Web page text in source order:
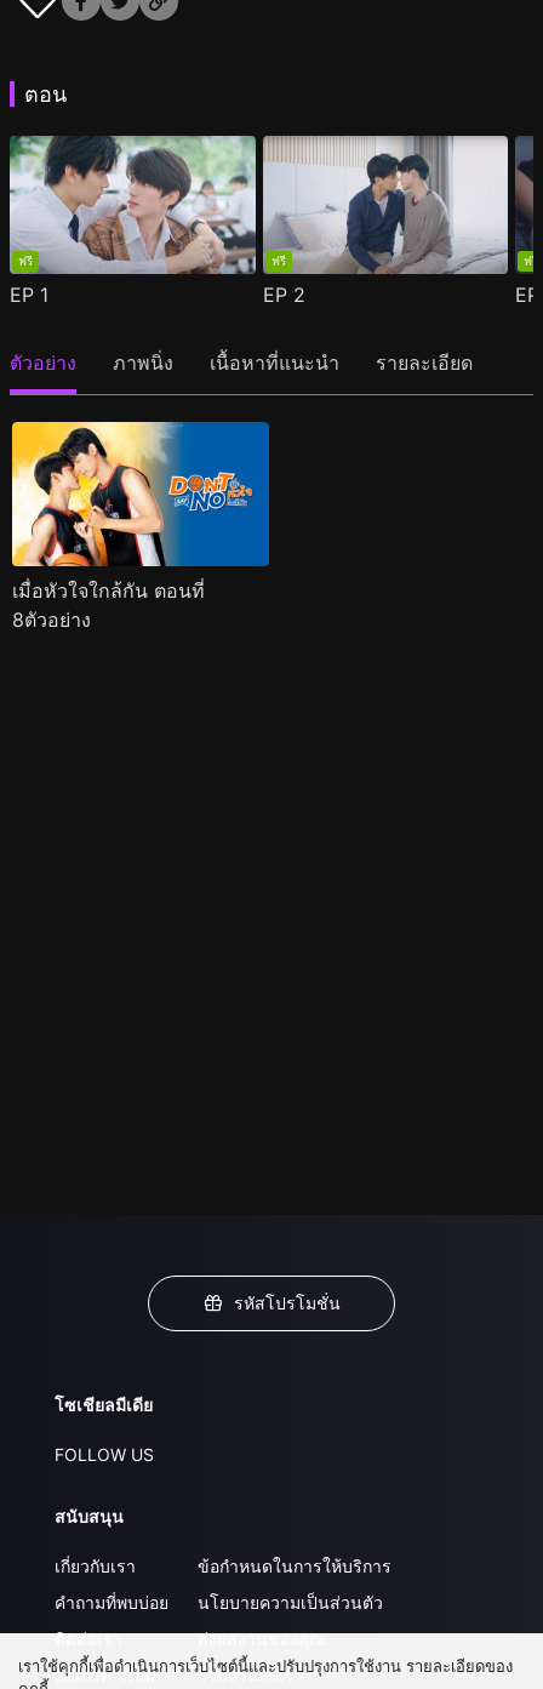
ตอน
ฟรี
EP 1
ฟรี
EP 2
ฟรี
ตัวอย่าง ภาพนิ่ง เนื้อหาที่แนะนำ รายละเอียด
เมื่อหัวใจใกล้กัน ตอนที่
8ตัวอย่าง
รหัสโปรโมชั่น
โซเชียลมีเดีย
FOLLOW US
สนับสนุน
เกี่ยวกับเรา
คำถามที่พบบ่อย
ติดต่อเรา
อัปเกรด วีไอพี
ข้อกำหนดในการให้บริการ
นโยบายความเป็นส่วนตัว
ส่งผลงานของคุณ
ร่วมงานกับเรา
เราใช้คุกกี้เพื่อดำเนินการเว็บไซต์นี้และปรับปรุงการใช้งาน รายละเอียดของ